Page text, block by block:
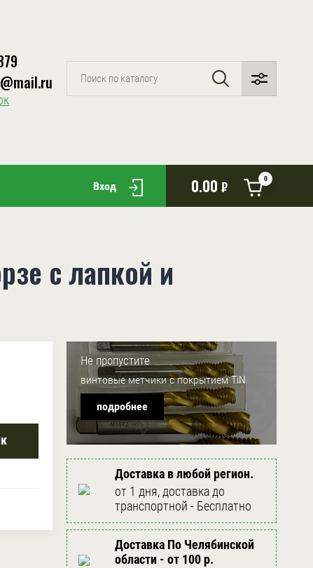
Вход 0.00 ₽
0
с лапкой и
Не пропустите
винтовые метчики с покрытием TiN
подробнее
Доставка в любой регион.
от 1 дня, доставка до
транспортной - Бесплатно
Доставка По Челябинской
области - от 100 р.